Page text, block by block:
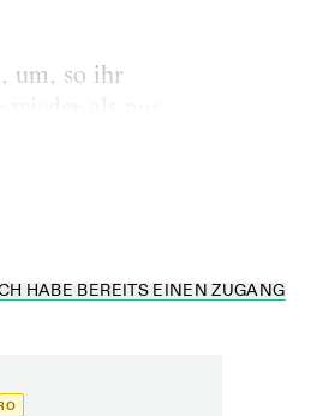
um, so ihr
HABE BEREITS EINEN ZUGANG